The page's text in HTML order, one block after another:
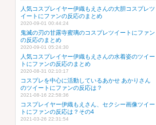
人気コスプレイヤー伊織もえさんの大胆コスプレツ
イートにファンの反応のまとめ
2020-09-01 00:44:24
鬼滅の刃の甘露寺蜜璃のコスプレツイートにファン
の反応のまとめ
2020-09-01 05:24:30
人気コスプレイヤー伊織もえさんの水着姿のツイー
トにファンの反応のまとめ
2020-08-31 02:10:17
コスプレを中心に活動しているあかせ あかりさん
のツイートにファンの反応は？
2021-08-16 22:58:36
コスプレイヤー伊織もえさん、セクシー画像ツイー
トにファンの反応は？その4
2021-03-26 22:31:54